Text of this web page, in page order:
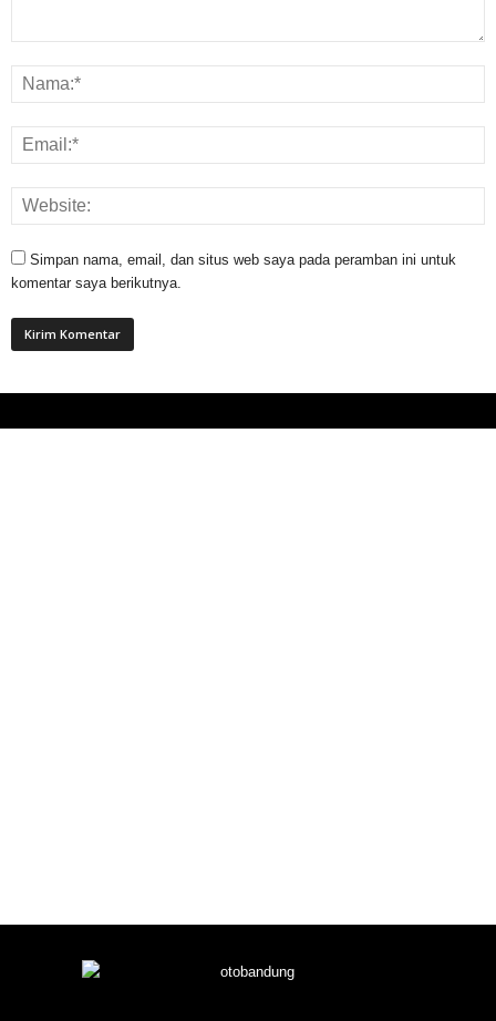
Simpan nama, email, dan situs web saya pada peramban ini untuk
komentar saya berikutnya.